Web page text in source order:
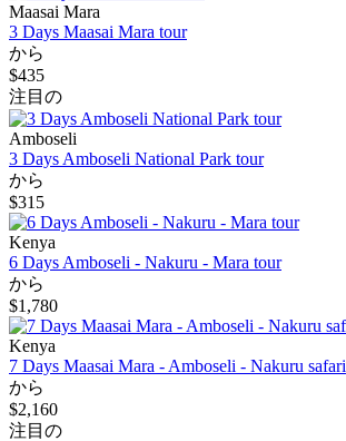
Maasai Mara
3 Days Maasai Mara tour
から
$435
注目の
Amboseli
3 Days Amboseli National Park tour
から
$315
Kenya
6 Days Amboseli - Nakuru - Mara tour
から
$1,780
Kenya
7 Days Maasai Mara - Amboseli - Nakuru safari
から
$2,160
注目の